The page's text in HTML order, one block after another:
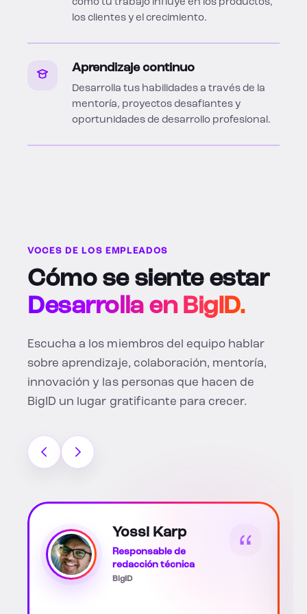
cómo tu trabajo influye en los productos,
los clientes y el crecimiento.
Aprendizaje continuo
Desarrolla tus habilidades a través de la
mentoría, proyectos desafiantes y
oportunidades de desarrollo profesional.
VOCES DE LOS EMPLEADOS
Cómo se siente estar
Desarrolla en BigID.
Escucha a los miembros del equipo hablar
sobre aprendizaje, colaboración, mentoría,
innovación y las personas que hacen de
BigID un lugar gratificante para crecer.
Katherine Soto
Scott
Socio empresarial
asociado de RR.HH.